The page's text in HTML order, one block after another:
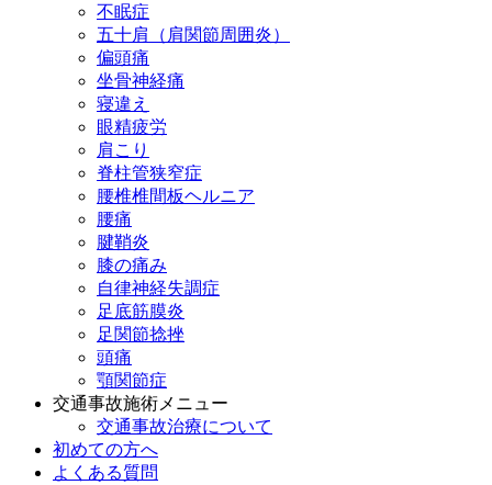
不眠症
五十肩（肩関節周囲炎）
偏頭痛
坐骨神経痛
寝違え
眼精疲労
肩こり
脊柱管狭窄症
腰椎椎間板ヘルニア
腰痛
腱鞘炎
膝の痛み
自律神経失調症
足底筋膜炎
足関節捻挫
頭痛
顎関節症
交通事故施術メニュー
交通事故治療について
初めての方へ
よくある質問